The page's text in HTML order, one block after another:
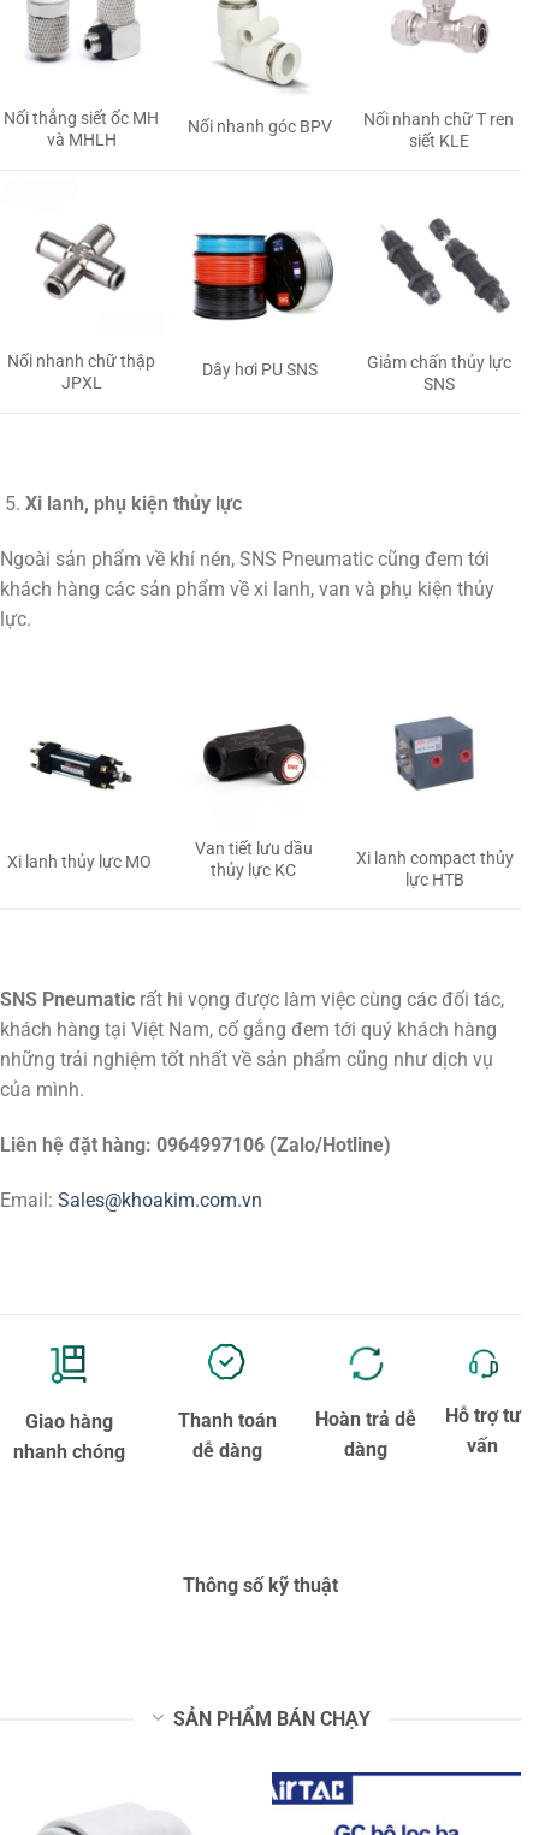
Nối thẳng siết ốc MH
và MHLH
Nối nhanh góc BPV
Nối nhanh chữ T ren
siết KLE
Nối nhanh chữ thập
JPXL
Dây hơi PU SNS
Giảm chấn thủy lực
SNS
Xi lanh, phụ kiện thủy lực
Ngoài sản phẩm về khí nén, SNS Pneumatic cũng đem tới
khách hàng các sản phẩm về xi lanh, van và phụ kiện thủy
lực.
Xi lanh thủy lực MO
Van tiết lưu dầu
thủy lực KC
Xi lanh compact thủy
lực HTB
SNS Pneumatic rất hi vọng được làm việc cùng các đối tác,
khách hàng tại Việt Nam, cố gắng đem tới quý khách hàng
những trải nghiệm tốt nhất về sản phẩm cũng như dịch vụ
của mình.
Liên hệ đặt hàng: 0964997106 (Zalo/Hotline)
Email: Sales@khoakim.com.vn
Giao hàng
nhanh chóng
Thanh toán
dễ dàng
Hoàn trả dễ
dàng
Hỗ trợ tư
vấn
Thông số kỹ thuật
SẢN PHẨM BÁN CHẠY